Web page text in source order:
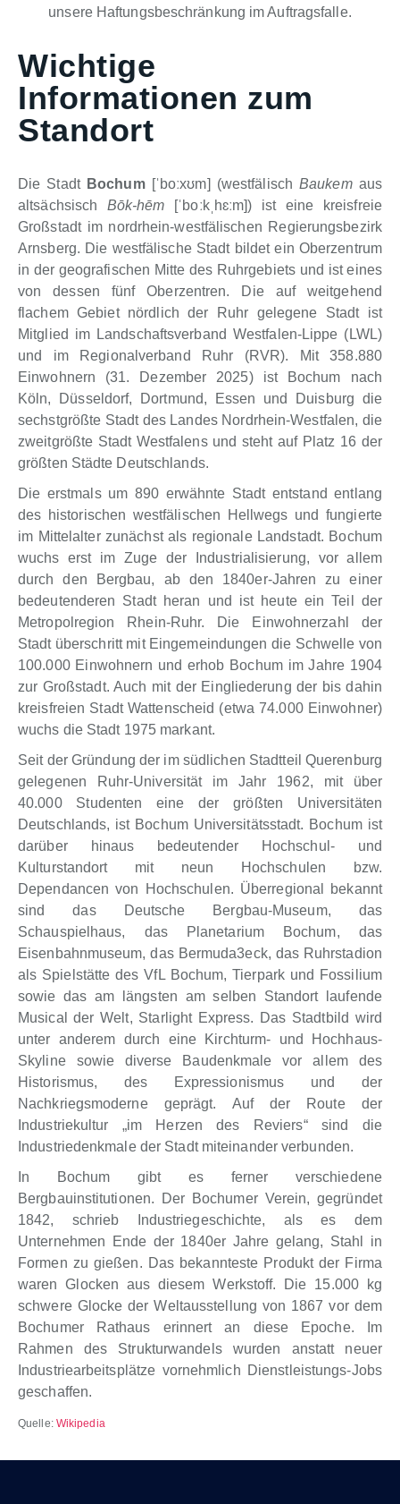
unsere Haftungsbeschränkung im Auftragsfalle.
Wichtige
Informationen zum
Standort
Die Stadt Bochum[ˈboːxʊm] (westfälischBaukemaus
altsächsisch Bōk-hēm [ˈboːkˌhɛːm]) ist eine kreisfreie
Großstadt im nordrhein-westfälischen Regierungsbezirk
Arnsberg. Die westfälische Stadt bildet ein Oberzentrum
in der geografischen Mitte des Ruhrgebiets und ist eines
von dessen fünf Oberzentren. Die auf weitgehend
flachem Gebiet nördlich der Ruhr gelegene Stadt ist
Mitglied im Landschaftsverband Westfalen-Lippe (LWL)
und im Regionalverband Ruhr (RVR). Mit 358.880
Einwohnern (31. Dezember 2025) ist Bochum nach
Köln, Düsseldorf, Dortmund, Essen und Duisburg die
sechstgrößte Stadt des Landes Nordrhein-Westfalen, die
zweitgrößte Stadt Westfalens und steht auf Platz 16 der
größten Städte Deutschlands.
Die erstmals um 890 erwähnte Stadt entstand entlang
des historischen westfälischen Hellwegs und fungierte
im Mittelalter zunächst als regionale Landstadt. Bochum
wuchs erst im Zuge der Industrialisierung, vor allem
durch den Bergbau, ab den 1840er-Jahren zu einer
bedeutenderen Stadt heran und ist heute ein Teil der
Metropolregion Rhein-Ruhr. Die Einwohnerzahl der
Stadt überschritt mit Eingemeindungen die Schwelle von
100.000 Einwohnern und erhob Bochum im Jahre 1904
zur Großstadt. Auch mit der Eingliederung der bis dahin
kreisfreien Stadt Wattenscheid (etwa 74.000 Einwohner)
wuchs die Stadt 1975 markant.
Seit der Gründung der im südlichen Stadtteil Querenburg
gelegenen Ruhr-Universität im Jahr 1962, mit über
40.000 Studenten eine der größten Universitäten
Deutschlands, ist Bochum Universitätsstadt. Bochum ist
darüber hinaus bedeutender Hochschul- und
Kulturstandort mit neun Hochschulen bzw.
Dependancen von Hochschulen. Überregional bekannt
sind das Deutsche Bergbau-Museum, das
Schauspielhaus, das Planetarium Bochum, das
Eisenbahnmuseum, das Bermuda3eck, das Ruhrstadion
als Spielstätte des VfL Bochum, Tierpark und Fossilium
sowie das am längsten am selben Standort laufende
Musical der Welt, Starlight Express. Das Stadtbild wird
unter anderem durch eine Kirchturm- und Hochhaus-
Skyline sowie diverse Baudenkmale vor allem des
Historismus, des Expressionismus und der
Nachkriegsmoderne geprägt. Auf der Route der
Industriekultur „im Herzen des Reviers“ sind die
Industriedenkmale der Stadt miteinander verbunden.
In Bochum gibt es ferner verschiedene
Bergbauinstitutionen. Der Bochumer Verein, gegründet
1842, schrieb Industriegeschichte, als es dem
Unternehmen Ende der 1840er Jahre gelang, Stahl in
Formen zu gießen. Das bekannteste Produkt der Firma
waren Glocken aus diesem Werkstoff. Die 15.000 kg
schwere Glocke der Weltausstellung von 1867 vor dem
Bochumer Rathaus erinnert an diese Epoche. Im
Rahmen des Strukturwandels wurden anstatt neuer
Industriearbeitsplätze vornehmlich Dienstleistungs-Jobs
geschaffen.
Quelle: Wikipedia